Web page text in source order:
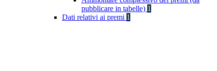
pubblicare in tabelle) 1
Dati relativi ai premi 1